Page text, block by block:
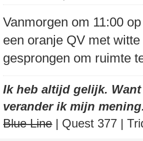
Vanmorgen om 11:00
een oranje QV met
gesprongen om ruimte
Ik heb altijd gelijk.
verander ik mijn
Blue Line| Quest 377 |